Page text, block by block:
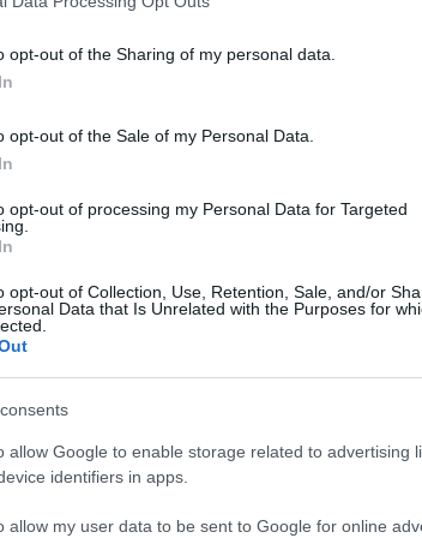
opt-out of the Sharing of my personal data.
opt-out of the Sale of my Personal Data.
opt-out of processing my Personal Data for Targeted
opt-out of Collection, Use, Retention, Sale, and/or
Data that Is Unrelated with the Purposes for
allow Google to enable storage related to advertising
identifiers in apps.
allow my user data to be sent to Google for online
Fülöp Natasa
szerkesztette:
kéziratokat, melyek száma az idő
van a mélyben, vallja az EKM. A
jelenlétével hozzájáruljon a
hiszen a könyv nem csupán egy
jó esetben sok szempontból
- vitákat, beszélgetéseket
grafikonok és